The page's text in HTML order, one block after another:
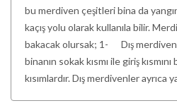
bu merdiven çeşitleri bina da
kaçış yolu olarak kullanıla bilir.
bakacak olursak; 1- Dış
binanın sokak kısmı ile giriş
kısımlardır. Dış merdivenler ayrıca